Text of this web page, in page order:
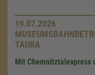
19.07.2026
TAURA
Mit Chemnitztalexpress